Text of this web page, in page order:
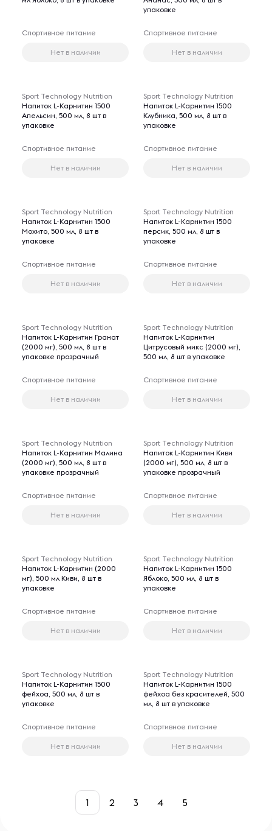
Спортивное питание
Нет в наличии
упаковке
Спортивное питание
Нет в наличии
Sport Technology Nutrition
Напиток L-Карнитин 1500
Апельсин, 500 мл, 8 шт в
упаковке
Спортивное питание
Нет в наличии
Sport Technology Nutrition
Напиток L-Карнитин 1500
Клубника, 500 мл, 8 шт в
упаковке
Спортивное питание
Нет в наличии
Sport Technology Nutrition
Напиток L-Карнитин 1500
Мохито, 500 мл, 8 шт в
упаковке
Спортивное питание
Нет в наличии
Sport Technology Nutrition
Напиток L-Карнитин 1500
персик, 500 мл, 8 шт в
упаковке
Спортивное питание
Нет в наличии
Sport Technology Nutrition
Напиток L-Карнитин Гранат
(2000 мг), 500 мл, 8 шт в
упаковке прозрачный
Спортивное питание
Нет в наличии
Sport Technology Nutrition
Напиток L-Карнитин
Цитрусовый микс (2000 мг),
500 мл, 8 шт в упаковке
Спортивное питание
Нет в наличии
Sport Technology Nutrition
Напиток L-Карнитин Малина
(2000 мг), 500 мл, 8 шт в
упаковке прозрачный
Спортивное питание
Нет в наличии
Sport Technology Nutrition
Напиток L-Карнитин Киви
(2000 мг), 500 мл, 8 шт в
упаковке прозрачный
Спортивное питание
Нет в наличии
Sport Technology Nutrition
Напиток L-Карнитин (2000
мг), 500 мл Киви, 8 шт в
упаковке
Спортивное питание
Нет в наличии
Sport Technology Nutrition
Напиток L-Карнитин 1500
Яблоко, 500 мл, 8 шт в
упаковке
Спортивное питание
Нет в наличии
Sport Technology Nutrition
Напиток L-Карнитин 1500
фейхоа, 500 мл, 8 шт в
упаковке
Спортивное питание
Нет в наличии
Sport Technology Nutrition
Напиток L-Карнитин 1500
фейхоа без красителей, 500
мл, 8 шт в упаковке
Спортивное питание
Нет в наличии
1 2 3 4 5